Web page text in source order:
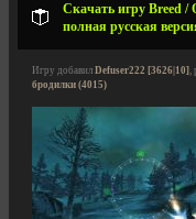
Скачать игру Breed /
полная русская
Игру добавил Defuser222 [3626|10],
бродилки (4015)